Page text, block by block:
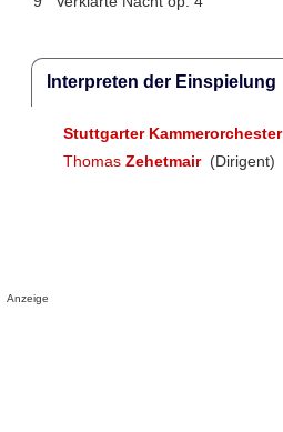
Interpreten der Einspielung
Stuttgarter Kammerorchester
Thomas Zehetmair (Dirigent)
Anzeige